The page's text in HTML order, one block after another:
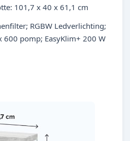
101,7 x 40 x 61,1 cm
RGBW Ledverlichting;
600 pomp; EasyKlim+ 200 W